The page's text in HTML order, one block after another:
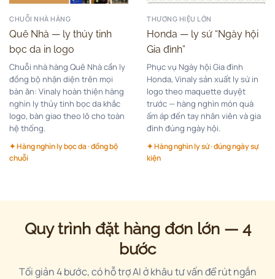
CHUỖI NHÀ HÀNG
Quê Nhà — ly thủy tinh
bọc da in logo
Chuỗi nhà hàng Quê Nhà cần ly
đồng bộ nhận diện trên mọi
bàn ăn: Vinaly hoàn thiện hàng
nghìn ly thủy tinh bọc da khắc
logo, bàn giao theo lô cho toàn
hệ thống.
✦ Hàng nghìn ly bọc da · đồng bộ
chuỗi
THƯƠNG HIỆU LỚN
Honda — ly sứ “Ngày hội
Gia đình”
Phục vụ Ngày hội Gia đình
Honda, Vinaly sản xuất ly sứ in
logo theo maquette duyệt
trước — hàng nghìn món quà
ấm áp đến tay nhân viên và gia
đình đúng ngày hội.
✦ Hàng nghìn ly sứ · đúng ngày sự
kiện
Quy trình đặt hàng đơn lớn — 4
bước
Tối giản 4 bước, có hỗ trợ AI ở khâu tư vấn để rút ngắn